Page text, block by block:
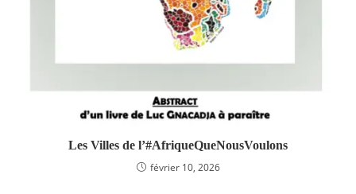
Les Villes de l’#AfriqueQueNousVoulons
février 10, 2026